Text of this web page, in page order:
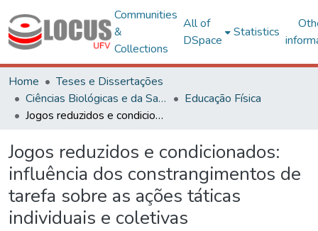
Communities
&
Collections
All of
DSpace
Statistics
Home
Teses e Dissertações
Ciências Biológicas e da Saúde
Educação Física
Jogos reduzidos e condicionados: influência dos constrangimentos de tarefa sobre as ações táticas individuais e coletivas
Jogos reduzidos e condicionados:
influência dos constrangimentos de
tarefa sobre as ações táticas
individuais e coletivas